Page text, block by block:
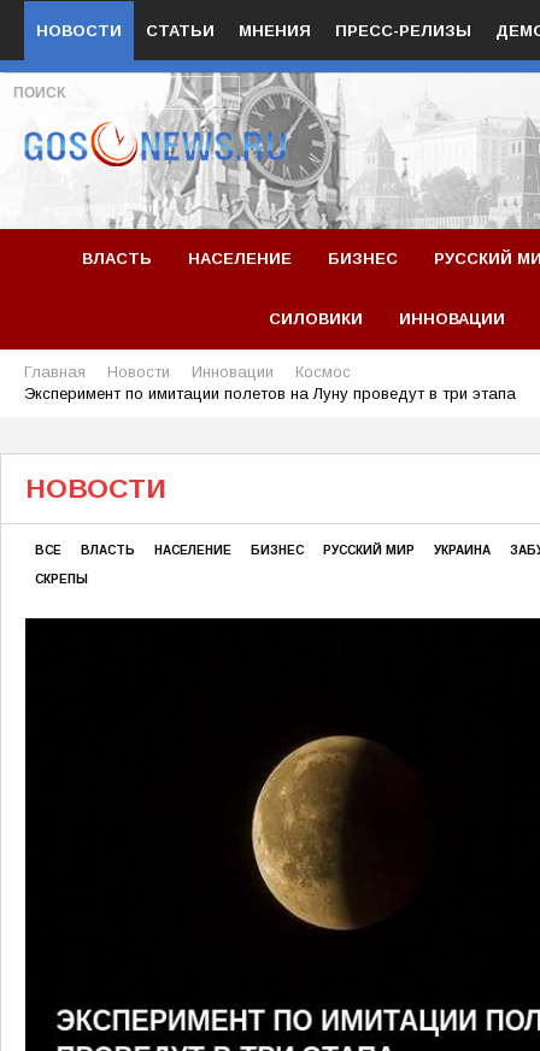
НОВОСТИ СТАТЬИ МНЕНИЯ ПРЕСС-РЕЛИЗЫ
ВЛАСТЬ НАСЕЛЕНИЕ БИЗНЕС РУССКИЙ
СИЛОВИКИ ИННОВАЦИИ
Главная Новости Инновации
Космос
Эксперимент по имитации полетов на Луну проведут в три этапа
НОВОСТИ
ВСЕ ВЛАСТЬ НАСЕЛЕНИЕ БИЗНЕС РУССКИЙ МИР УКРАИНА
СКРЕПЫ